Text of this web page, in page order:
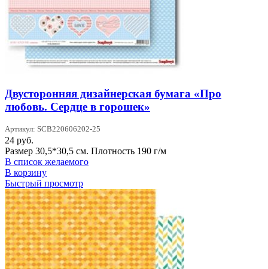
Двусторонняя дизайнерская бумага «Про
любовь. Сердце в горошек»
Артикул: SCB220606202-25
24 руб.
Размер 30,5*30,5 см. Плотность 190 г/м
В список желаемого
В корзину
Быстрый просмотр